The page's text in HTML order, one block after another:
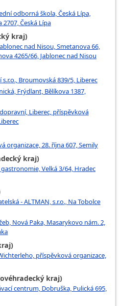
odborná škola, Česká Lípa,
Česká Lípa
kraj)
nad Nisou, Smetanova 66,
4265/66, Jablonec nad Nisou
Broumovská 839/5, Liberec
Frýdlant, Bělíkova 1387,
Liberec, příspěvková
organizace, 28. října 607, Semily
kraj)
Velká 3/64, Hradec
- ALTMAN, s.r.o., Na Tobolce
Nová Paka, Masarykovo nám. 2,
příspěvková organizace,
kraj)
centrum, Dobruška, Pulická 695,